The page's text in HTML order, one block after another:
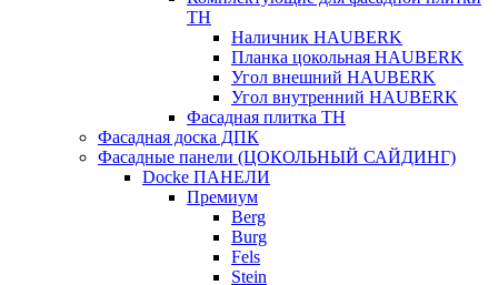
ТН
Наличник HAUBERK
Планка цокольная HAUBERK
Угол внешний HAUBERK
Угол внутренний HAUBERK
Фасадная плитка ТН
Фасадная доска ДПК
Фасадные панели (ЦОКОЛЬНЫЙ САЙДИНГ)
Docke ПАНЕЛИ
Премиум
Berg
Burg
Fels
Stein